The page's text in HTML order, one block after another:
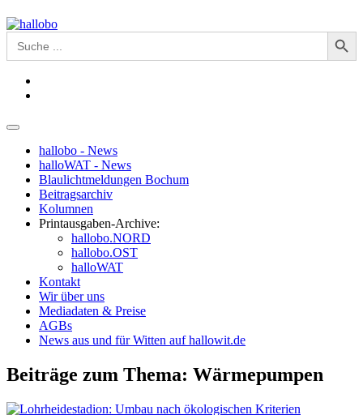
Search
for:
Search Button
hallobo - News
halloWAT - News
Blaulichtmeldungen Bochum
Beitragsarchiv
Kolumnen
Printausgaben-Archive:
hallobo.NORD
hallobo.OST
halloWAT
Kontakt
Wir über uns
Mediadaten & Preise
AGBs
News aus und für Witten auf hallowit.de
Beiträge zum Thema: Wärmepumpen